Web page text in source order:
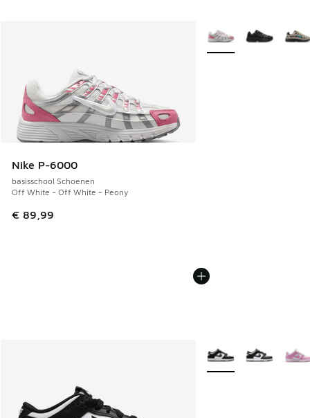
Nike P-6000
basisschool Schoenen
Off White - Off White - Peony
€ 89,99
Meer kleuren
Meer kleuren